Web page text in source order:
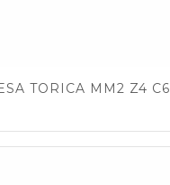
TORICA MM2 Z4 C6